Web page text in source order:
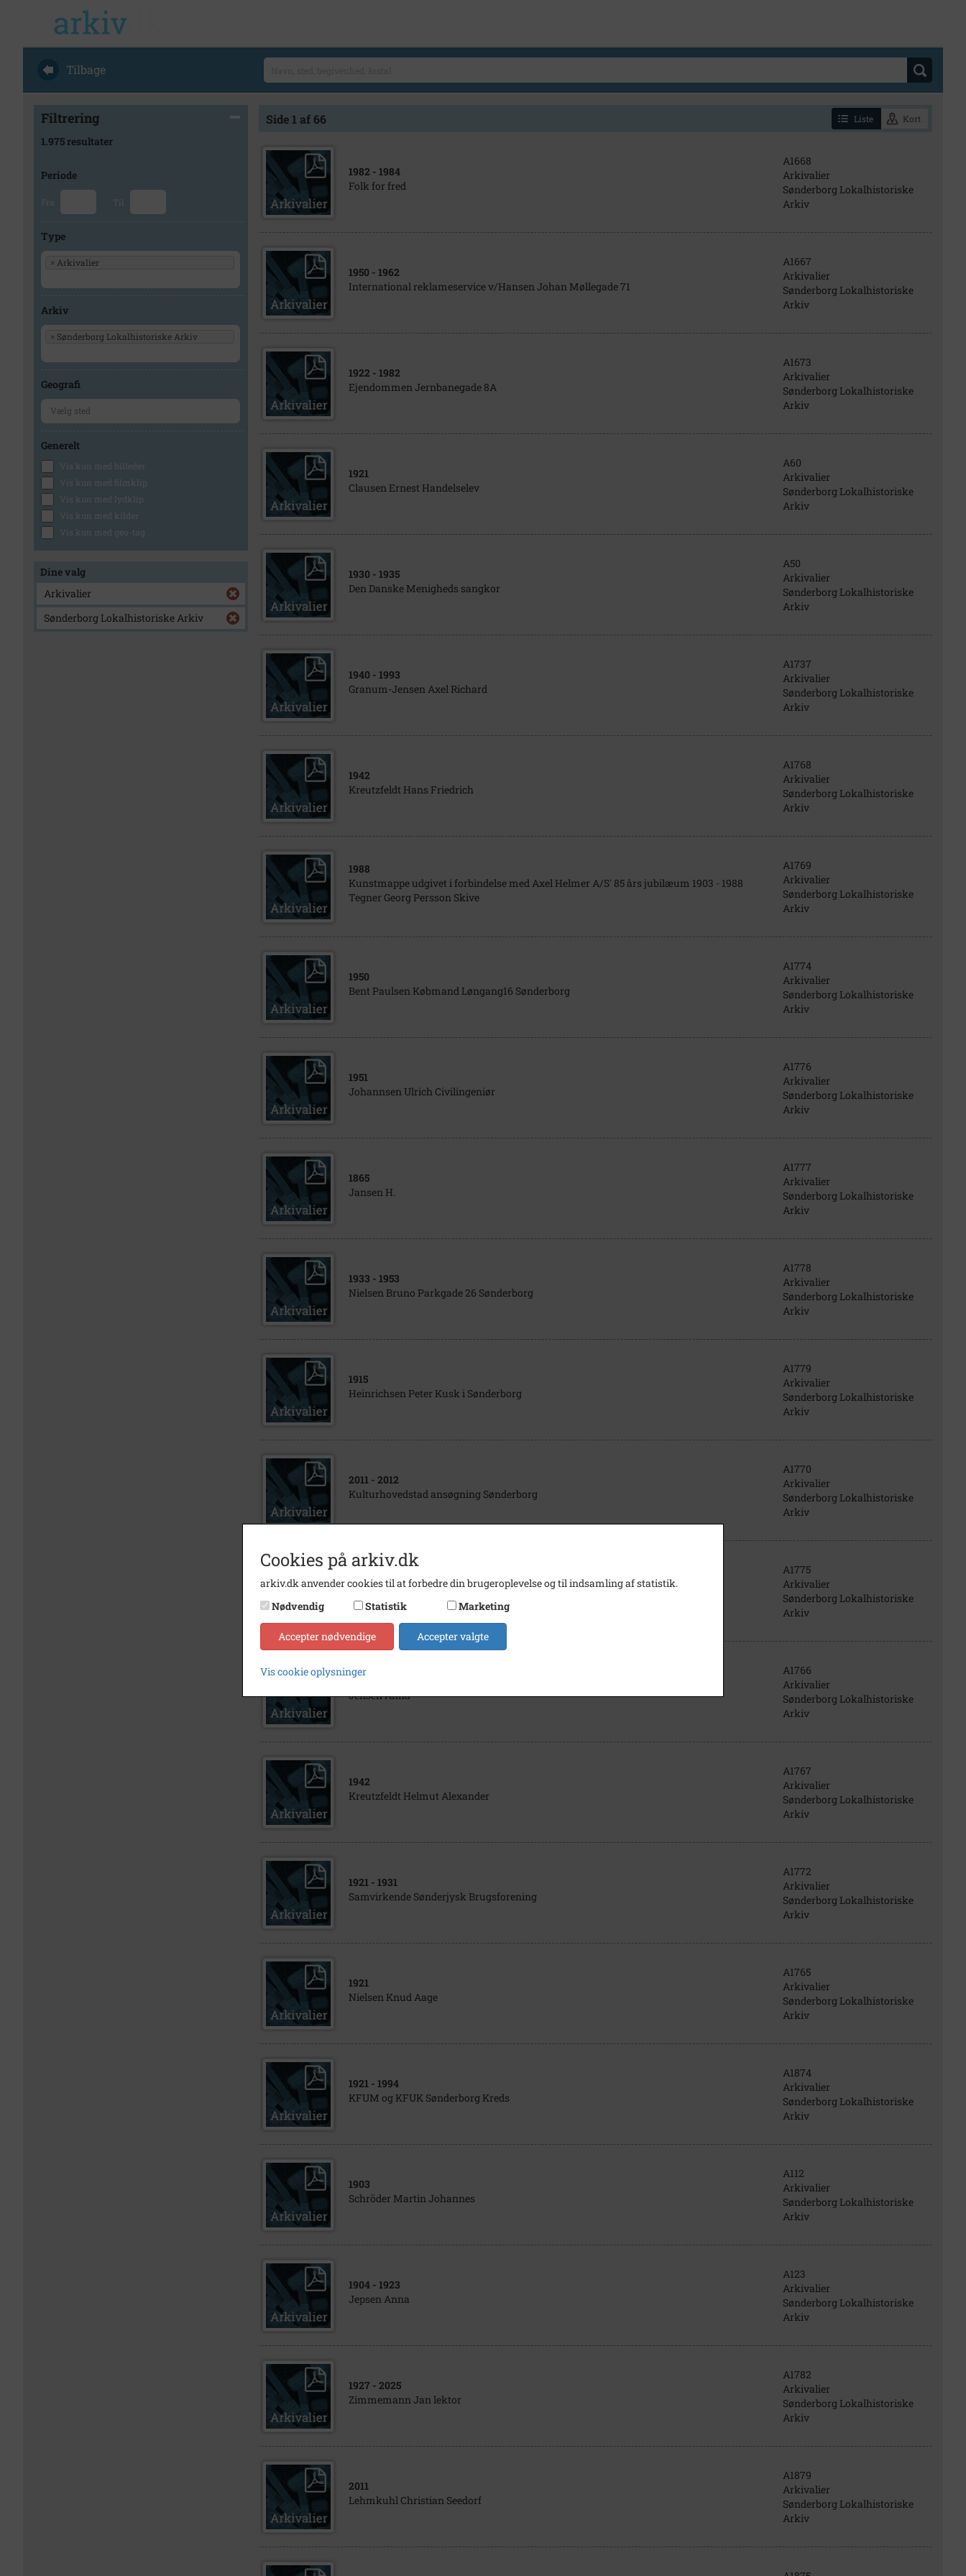
Tilbage
Filtrering
1.975 resultater
Periode
Fra Til
Type
× Arkivalier
Arkiv
× Sønderborg Lokalhistoriske Arkiv
Geografi
Generelt
Vis kun med billeder
Vis kun med filmklip
Vis kun med lydklip
Vis kun med kilder
Vis kun med geo-tag
Dine valg
Arkivalier
Sønderborg Lokalhistoriske Arkiv
Side 1 af 66 Liste Kort
1982 - 1984
Folk for fred
A1668
Arkivalier
Sønderborg Lokalhistoriske
Arkiv
1950 - 1962
International reklameservice v/Hansen Johan Møllegade 71
A1667
Arkivalier
Sønderborg Lokalhistoriske
Arkiv
1922 - 1982
Ejendommen Jernbanegade 8A
A1673
Arkivalier
Sønderborg Lokalhistoriske
Arkiv
1921
Clausen Ernest Handelselev
A60
Arkivalier
Sønderborg Lokalhistoriske
Arkiv
1930 - 1935
Den Danske Menigheds sangkor
A50
Arkivalier
Sønderborg Lokalhistoriske
Arkiv
1940 - 1993
Granum-Jensen Axel Richard
A1737
Arkivalier
Sønderborg Lokalhistoriske
Arkiv
1942
Kreutzfeldt Hans Friedrich
A1768
Arkivalier
Sønderborg Lokalhistoriske
Arkiv
1988
Kunstmappe udgivet i forbindelse med Axel Helmer A/S' 85 års jubilæum 1903 - 1988
Tegner Georg Persson Skive
A1769
Arkivalier
Sønderborg Lokalhistoriske
Arkiv
1950
Bent Paulsen Købmand Løngang16 Sønderborg
A1774
Arkivalier
Sønderborg Lokalhistoriske
Arkiv
1951
Johannsen Ulrich Civilingeniør
A1776
Arkivalier
Sønderborg Lokalhistoriske
Arkiv
1865
Jansen H.
A1777
Arkivalier
Sønderborg Lokalhistoriske
Arkiv
1933 - 1953
Nielsen Bruno Parkgade 26 Sønderborg
A1778
Arkivalier
Sønderborg Lokalhistoriske
Arkiv
1915
Heinrichsen Peter Kusk i Sønderborg
A1779
Arkivalier
Sønderborg Lokalhistoriske
Arkiv
2011 - 2012
Kulturhovedstad ansøgning Sønderborg
A1770
Arkivalier
Sønderborg Lokalhistoriske
Arkiv
1880
A1775
Arkivalier
Sønderborg Lokalhistoriske
Arkiv
1921
Jensen Anna
A1766
Arkivalier
Sønderborg Lokalhistoriske
Arkiv
1942
Kreutzfeldt Helmut Alexander
A1767
Arkivalier
Sønderborg Lokalhistoriske
Arkiv
1921 - 1931
Samvirkende Sønderjysk Brugsforening
A1772
Arkivalier
Sønderborg Lokalhistoriske
Arkiv
1921
Nielsen Knud Aage
A1765
Arkivalier
Sønderborg Lokalhistoriske
Arkiv
1921 - 1994
KFUM og KFUK Sønderborg Kreds
A1874
Arkivalier
Sønderborg Lokalhistoriske
Arkiv
1903
Schröder Martin Johannes
A112
Arkivalier
Sønderborg Lokalhistoriske
Arkiv
1904 - 1923
Jepsen Anna
A123
Arkivalier
Sønderborg Lokalhistoriske
Arkiv
1927 - 2025
Zimmemann Jan lektor
A1782
Arkivalier
Sønderborg Lokalhistoriske
Arkiv
2011
Lehmkuhl Christian Seedorf
A1879
Arkivalier
Sønderborg Lokalhistoriske
Arkiv
Cookies på arkiv.dk
arkiv.dk anvender cookies til at forbedre din brugeroplevelse og til indsamling af statistik.
Nødvendig
Statistik Marketing
Accepter nødvendige Accepter valgte
Vis cookie oplysninger